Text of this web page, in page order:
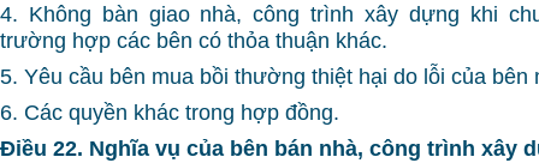
4. Không bàn giao nhà, công trình xây dựng khi
trường hợp các bên có thỏa thuận khác.
5. Yêu cầu bên mua bồi thường thiệt hại do lỗi của bên
6. Các quyền khác trong hợp đồng.
Điều 22. Nghĩa vụ của bên bán nhà, công trình xây